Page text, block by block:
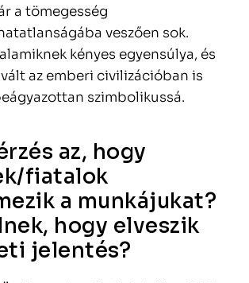
a tömegesség
veszően sok.
kényes egyensúlya, és
az emberi civilizációban is
szimbolikussá.
az, hogy
fiatalok
a munkájukat?
hogy elveszik
jelentés?